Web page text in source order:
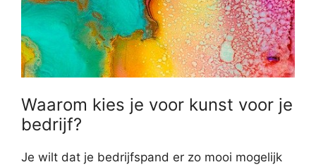
Waarom kies je voor kunst voor je
bedrijf?
Je wilt dat je bedrijfspand er zo mooi mogelijk